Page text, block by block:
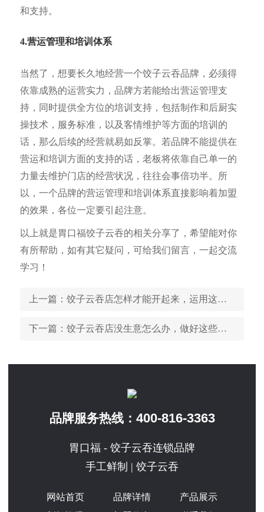
和支持。
4.营运管理和培训体系
当然了，想要长久地经营一个饺子云吞品牌，必须得
依靠成熟的运营实力，品牌方若能给出营运管理支
持，同时提供全方位的培训支持，包括制作和后厨实
操技术，服务标准，以及客情维护等方面的培训的
话，那么后续的经营就易如反掌。若品牌不能提供在
营运和培训方面的支持的话，老板将依靠自己单一的
力量去维护门店的经营状况，往往会事倍功半。所
以，一个品牌的营运管理和培训体系直接影响着加盟
的效果，各位一定要引起注意。
以上就是胃口福饺子云吞的相关分享了，希望能对你
有所帮助，如有其它疑问，可给我们留言，一起交流
学习！
上一篇 ：饺子云吞店怎样才能开起来，运用这些轻松开店
下一篇 ：饺子云吞店没生意怎么办，做好这些改变现状
品牌服务热线： 400-816-3363
胃口福 - 饺子云吞连锁品牌
手工鲜制 | 饺子云吞
网站首页 品牌详情
产品展示